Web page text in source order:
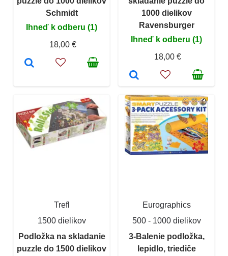
Schmidt
Ihneď k odberu (1)
18,00 €
1000 dielikov
Ravensburger
Ihneď k odberu (1)
18,00 €
Trefl
1500 dielikov
Podložka na skladanie
puzzle do 1500 dielikov
Eurographics
500 - 1000 dielikov
3-Balenie podložka,
lepidlo, triediče